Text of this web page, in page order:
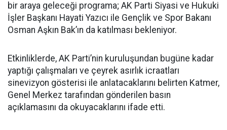
bir araya geleceği programa; AK Parti Siyasi ve Hukuki
İşler Başkanı Hayati Yazıcı ile Gençlik ve Spor Bakanı
Osman Aşkın Bak’ın da katılması bekleniyor.
Etkinliklerde, AK Parti’nin kuruluşundan bugüne kadar
yaptığı çalışmaları ve çeyrek asırlık icraatları
sinevizyon gösterisi ile anlatacaklarını belirten Katmer,
Genel Merkez tarafından gönderilen basın
açıklamasını da okuyacaklarını ifade etti.